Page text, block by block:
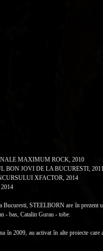
MAXIMUM ROCK, 2010
BON JOVI DE LA BUCURESTI,
XFACTOR, 2014
STEELBORN are în prezent
- bas, Catalin Gurau - tobe.
în 2009, au activat în alte proiecte